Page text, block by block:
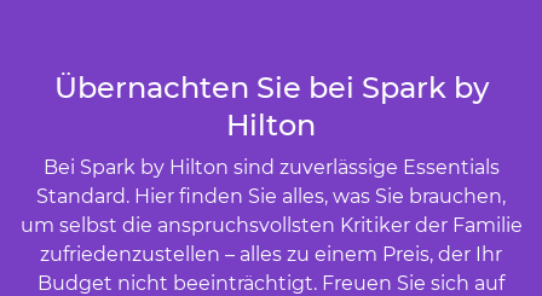
Übernachten Sie bei Spark by
Hilton
Bei Spark by Hilton sind zuverlässige Essentials
Standard. Hier finden Sie alles, was Sie brauchen,
um selbst die anspruchsvollsten Kritiker der Familie
zufriedenzustellen – alles zu einem Preis, der Ihr
Budget nicht beeinträchtigt. Freuen Sie sich auf